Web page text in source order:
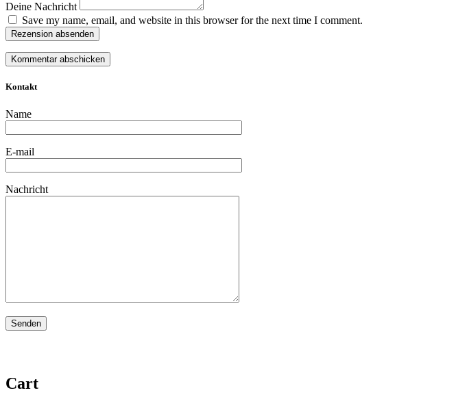
Deine Nachricht
Save my name, email, and website in this browser for the next time I comment.
Rezension absenden
Kontakt
Name
E-mail
Nachricht
Cart